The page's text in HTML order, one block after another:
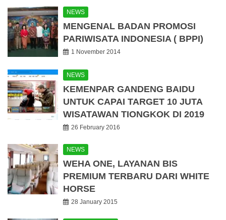
NEWS
MENGENAL BADAN PROMOSI
PARIWISATA INDONESIA ( BPPI)
1 November 2014
NEWS
KEMENPAR GANDENG BAIDU
UNTUK CAPAI TARGET 10 JUTA
WISATAWAN TIONGKOK DI 2019
26 February 2016
NEWS
WEHA ONE, LAYANAN BIS
PREMIUM TERBARU DARI WHITE
HORSE
28 January 2015